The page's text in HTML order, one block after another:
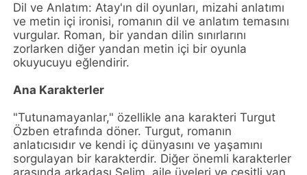
Dil ve Anlatım: Atay'ın dil oyunları, mizahi anlatımı
ve metin içi ironisi, romanın dil ve anlatım temasını
vurgular. Roman, bir yandan dilin sınırlarını
zorlarken diğer yandan metin içi bir oyunla
okuyucuyu eğlendirir.
Ana Karakterler
"Tutunamayanlar," özellikle ana karakteri Turgut
Özben etrafında döner. Turgut, romanın
anlatıcısıdır ve kendi iç dünyasını ve yaşamını
sorgulayan bir karakterdir. Diğer önemli karakterler